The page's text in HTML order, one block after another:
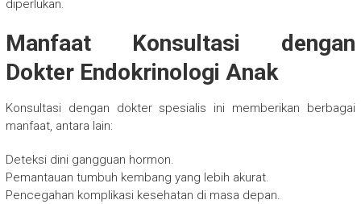
diperlukan.
Manfaat Konsultasi dengan
Dokter Endokrinologi Anak
Konsultasi dengan dokter spesialis ini memberikan berbagai
manfaat, antara lain:
Deteksi dini gangguan hormon.
Pemantauan tumbuh kembang yang lebih akurat.
Pencegahan komplikasi kesehatan di masa depan.